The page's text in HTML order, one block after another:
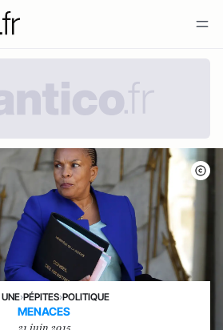
›PÉPITES›POLITIQUE
MENACES